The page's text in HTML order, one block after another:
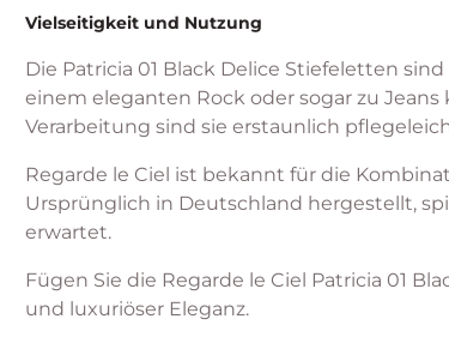
Vielseitigkeit und Nutzung
Die Patricia 01 Black Delice Stiefeletten
einem eleganten Rock oder sogar zu
Verarbeitung sind sie erstaunlich
Regarde le Ciel ist bekannt für die
Ursprünglich in Deutschland hergestellt,
erwartet.
Fügen Sie die Regarde le Ciel Patricia 01
und luxuriöser Eleganz.